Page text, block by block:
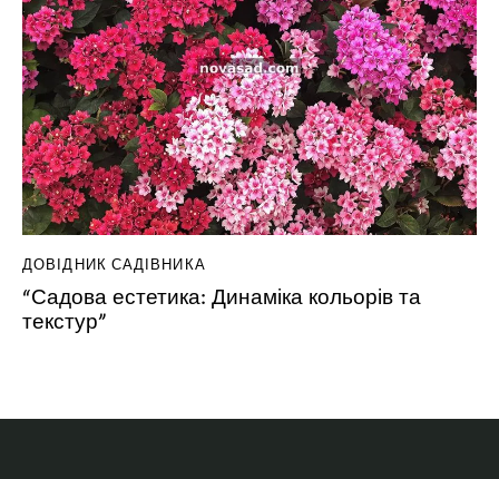
ДОВІДНИК САДІВНИКА
“Садова естетика: Динаміка кольорів та
текстур”